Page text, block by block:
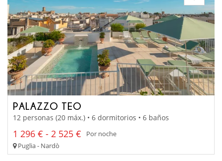
PALAZZO TEO
12 personas (20 máx.) • 6 dormitorios • 6 baños
1 296 € - 2 525 €
Por noche
Puglia - Nardò